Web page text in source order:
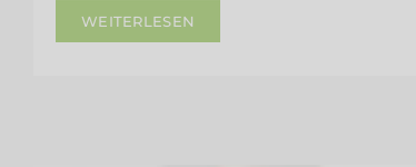
WEITERLESEN